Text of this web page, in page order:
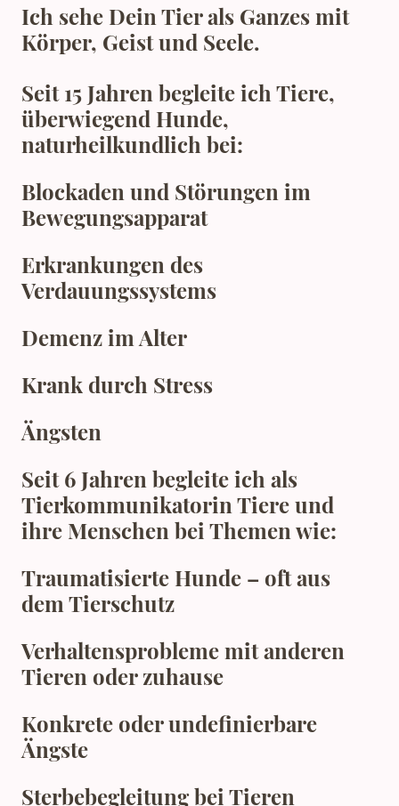
Ich sehe Dein Tier als Ganzes mit
Körper, Geist und Seele.
Seit 15 Jahren begleite ich Tiere,
überwiegend Hunde,
naturheilkundlich bei:
Blockaden und Störungen im
Bewegungsapparat
Erkrankungen des
Verdauungssystems
Demenz im Alter
Krank durch Stress
Ängsten
Seit 6 Jahren begleite ich als
Tierkommunikatorin Tiere und
ihre Menschen bei Themen wie:
Traumatisierte Hunde – oft aus
dem Tierschutz
Verhaltensprobleme mit anderen
Tieren oder zuhause
Konkrete oder undefinierbare
Ängste
Sterbebegleitung bei Tieren